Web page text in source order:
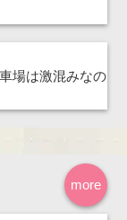
場は激混みなの
more